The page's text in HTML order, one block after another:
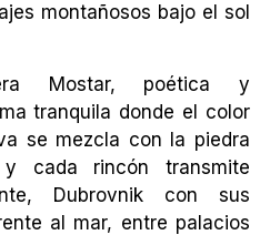
montañosos bajo el sol
Mostar, poética y
tranquila donde el color
se mezcla con la piedra
cada rincón transmite
Dubrovnik con sus
al mar, entre palacios